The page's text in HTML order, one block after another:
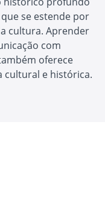
se estende por
cultura. Aprender
com
oferece
cultural e histórica.